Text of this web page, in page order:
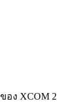
ง XCOM 2